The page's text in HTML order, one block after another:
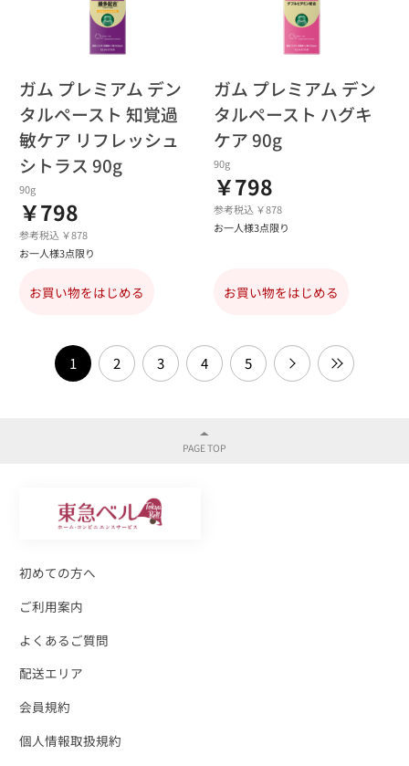
ガム プレミアム デン
タルペースト 知覚過
敏ケア リフレッシュ
シトラス 90g
90g
￥798
参考税込 ￥878
お一人様3点限り
お買い物をはじめる
ガム プレミアム デン
タルペースト ハグキ
ケア 90g
90g
￥798
参考税込 ￥878
お一人様3点限り
お買い物をはじめる
1 2 3 4 5
初めての方へ
ご利用案内
よくあるご質問
配送エリア
会員規約
個人情報取扱規約